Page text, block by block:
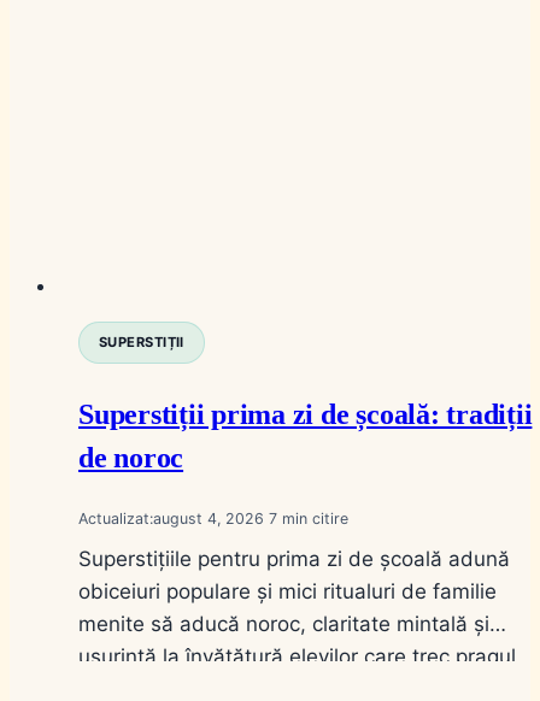
SUPERSTIȚII
Superstiții prima zi de școală: tradiții
de noroc
Actualizat:august 4, 2026 7
Superstițiile pentru prima zi de școală adună
obiceiuri populare și mici ritualuri de familie
menite să aducă noroc, claritate mintală și
ușurință la învățătură elevilor care trec pragul